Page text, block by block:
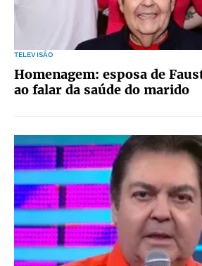
TELEVISÃO
Homenagem: esposa de
ao falar da saúde do marido